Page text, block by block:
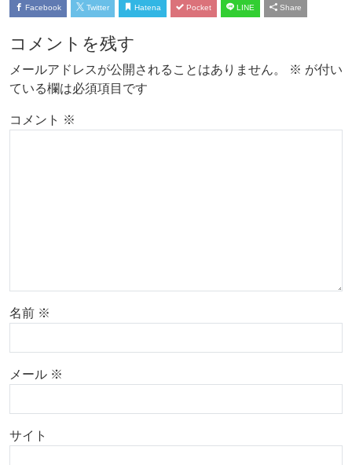
Facebook Twitter Hatena Pocket LINE Share
コメントを残す
メールアドレスが公開されることはありません。 ※ が付い
ている欄は必須項目です
コメント ※
名前 ※
メール ※
サイト